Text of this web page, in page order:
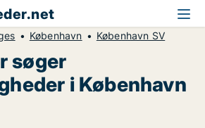
København København SV
søger
i København